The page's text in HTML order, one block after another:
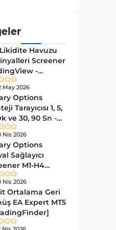
95
83
498
Likidite Havuzu
Screener
-
May 2026
Options
Tarayıcısı 1, 5,
ve 30, 90 Sn -
Nis 2026
Options
Sağlayıcı
M1-H4
-
Nis 2026
Ortalama Geri
EA Expert MT5